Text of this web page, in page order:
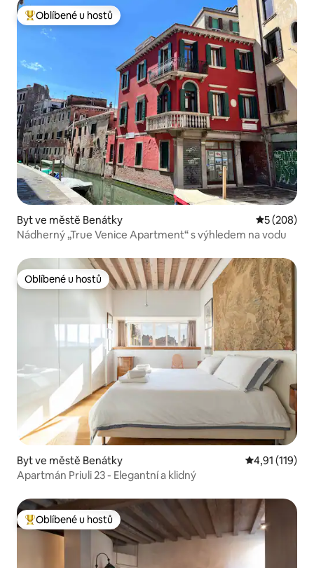
Nejlepší v kategorii Oblíbené u hostů
Oblíbené u hostů
Byt ve městě Benátky Průměrné
5 (208)
Nádherný „True Venice Apartment“ s výhledem na vodu
Oblíbené u hostů
Oblíbené u hostů
Byt ve městě Benátky Průměrné
4,91 (119)
Apartmán Priuli 23 - Elegantní a klidný
Nejlepší v kategorii Oblíbené u hostů
Oblíbené u hostů